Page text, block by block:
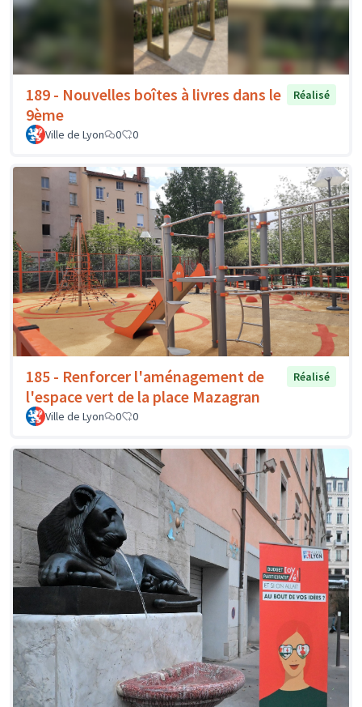
189 - Nouvelles boîtes à livres dans le
9ème
Réalisé
Ville de Lyon 0 0
185 - Renforcer l'aménagement de
l'espace vert de la place Mazagran
Réalisé
Ville de Lyon 0 0